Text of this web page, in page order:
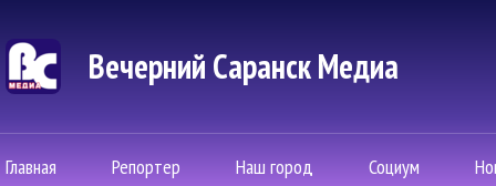
Вечерний Саранск Mедиа
Главная Репортер Наш город Социум